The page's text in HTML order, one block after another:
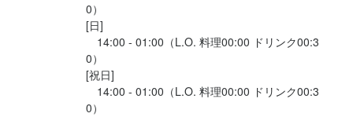
0）
[日]
14:00 - 01:00（L.O. 料理00:00 ドリンク00:3
0）
[祝日]
14:00 - 01:00（L.O. 料理00:00 ドリンク00:3
0）
【エリアマネージャー候補】
3店舗～4店舗のお店を管轄していただきます。